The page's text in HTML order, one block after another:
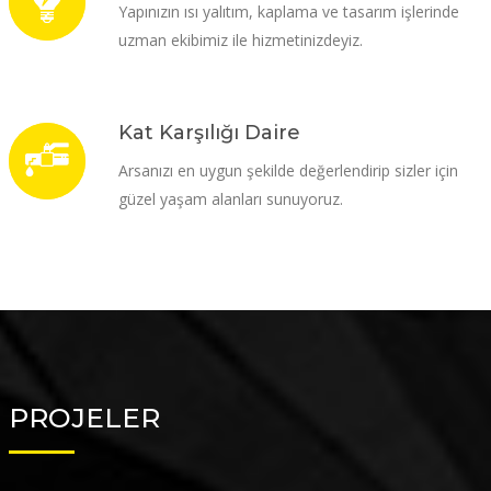
Yapınızın ısı yalıtım, kaplama ve tasarım işlerinde
uzman ekibimiz ile hizmetinizdeyiz.
Kat Karşılığı Daire
Arsanızı en uygun şekilde değerlendirip sizler için
güzel yaşam alanları sunuyoruz.
PROJELER